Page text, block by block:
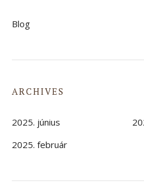
Blog
ARCHIVES
2025. június
2025. február